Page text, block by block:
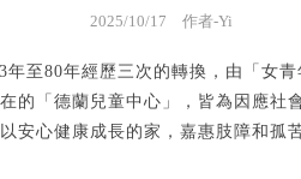
2025/10/17 作者-Yi
年至80年經歷三次的轉換，由「女
的「德蘭兒童中心」，皆為因應社
安心健康成長的家，嘉惠肢障和孤